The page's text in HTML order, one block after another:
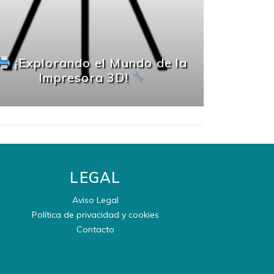
¡Explorando el Mundo de la
Impresora 3D!
LEGAL
Aviso Legal
Política de privacidad y cookies
Contacto